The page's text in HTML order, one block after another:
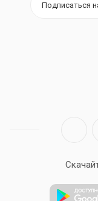
Подписаться